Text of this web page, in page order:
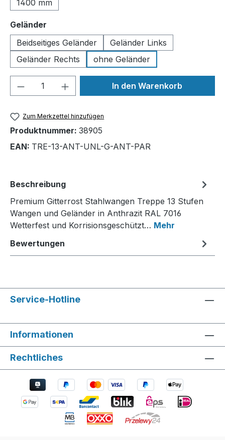
1400 mm
Geländer
Beidseitiges Geländer
Geländer Links
Geländer Rechts
ohne Geländer
Produkt Anzahl: Gib denIn den Warenkorb
Zum Merkzettel hinzufügen
Produktnummer: 38905
EAN: TRE-13-ANT-UNL-G-ANT-PAR
Beschreibung
Premium Gitterrost Stahlwangen Treppe 13 Stufen
Wangen und Geländer in Anthrazit RAL 7016
Wetterfest und Korrisionsgeschützt… Mehr
Bewertungen
Service-Hotline
Informationen
Rechtliches